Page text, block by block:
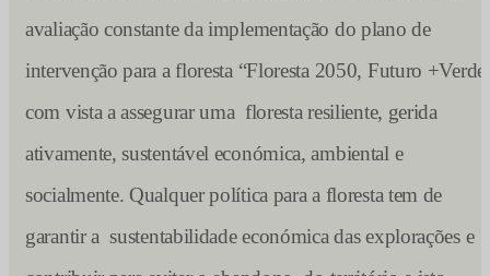
avaliação constante da implementação do plano de
intervenção para a floresta “Floresta 2050, Futuro
com vista a assegurar uma floresta resiliente, gerida
ativamente, sustentável económica, ambiental e
socialmente. Qualquer política para a floresta tem de
garantir a sustentabilidade económica das explorações e